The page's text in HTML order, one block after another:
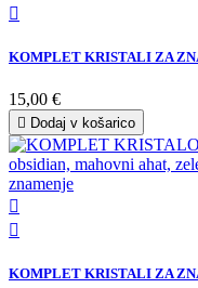

KOMPLET KRISTALI ZA
15,00 €
 Dodaj v košarico


KOMPLET KRISTALI ZA